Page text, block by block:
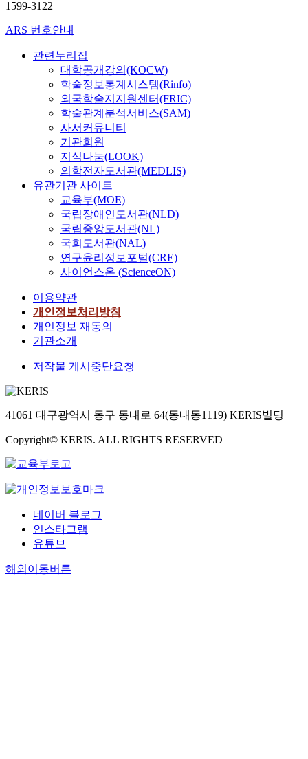
1599-3122
ARS 번호안내
관련누리집
대학공개강의(KOCW)
학술정보통계시스템(Rinfo)
외국학술지지원센터(FRIC)
학술관계분석서비스(SAM)
사서커뮤니티
기관회원
지식나눔(LOOK)
의학전자도서관(MEDLIS)
유관기관 사이트
교육부(MOE)
국립장애인도서관(NLD)
국립중앙도서관(NL)
국회도서관(NAL)
연구윤리정보포털(CRE)
사이언스온 (ScienceON)
이용약관
개인정보처리방침
개인정보 재동의
기관소개
저작물 게시중단요청
41061 대구광역시 동구 동내로 64(동내동1119) KERIS빌딩
Copyright© KERIS. ALL RIGHTS RESERVED
네이버 블로그
인스타그램
유튜브
해외이동버튼